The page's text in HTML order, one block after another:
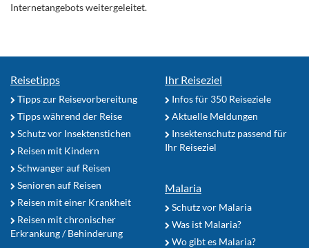
Internetangebots weitergeleitet.
Reisetipps
Tipps zur Reisevorbereitung
Tipps während der Reise
Schutz vor Insektenstichen
Reisen mit Kindern
Schwanger auf Reisen
Senioren auf Reisen
Reisen mit einer Krankheit
Reisen mit chronischer
Erkrankung / Behinderung
Ihr Reiseziel
Infos für 350 Reiseziele
Aktuelle Meldungen
Insektenschutz passend für
Ihr Reiseziel
Malaria
Schutz vor Malaria
Was ist Malaria?
Wo gibt es Malaria?